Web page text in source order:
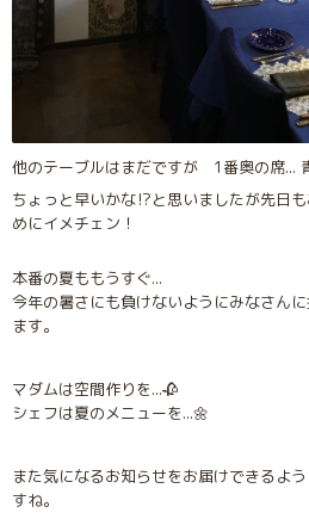
他のテーブルはまだですが 1番奥の席...
ちょっと早いかな⁉︎と思いましたが先日
めにイメチェン！
本番の夏ももうすぐ...
今年の暑さにも負けないようにみなさん
ます。
マダムは空間作りを...🥀
シェフは夏のメニューを...🌼
また気になるお知らせをお届けできるよ
すね。